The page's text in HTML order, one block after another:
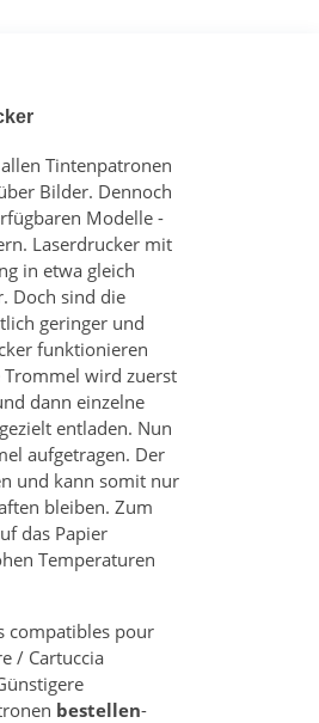
Tintenpatronen
Bilder. Dennoch
Modelle -
Laserdrucker mit
in etwa gleich
Doch sind die
geringer und
funktionieren
Trommel wird zuerst
dann einzelne
entladen. Nun
aufgetragen. Der
und kann somit nur
bleiben. Zum
das Papier
Temperaturen
compatibles pour
/ Cartuccia
bestellen-